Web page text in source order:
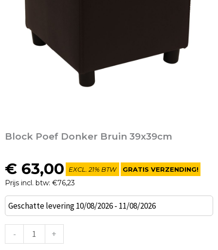
Block Poef Donker Bruin 39x39cm
€ 63,00
Prijs incl. btw: €76,23
EXCL. 21% BTW GRATIS VERZENDING!
Geschatte levering 10/08/2026 - 11/08/2026
-
Block
Poef
Bruin
+